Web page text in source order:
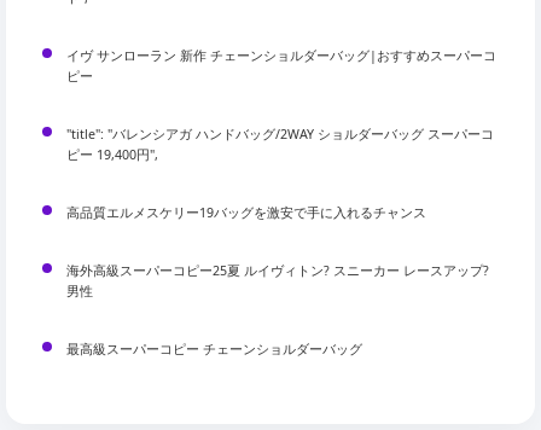
イヴ サンローラン 新作 チェーンショルダーバッグ|おすすめスーパーコ
ピー
"title": "バレンシアガ ハンドバッグ/2WAY ショルダーバッグ スーパーコ
ピー 19,400円",
高品質エルメスケリー19バッグを激安で手に入れるチャンス
海外高級スーパーコピー25夏 ルイヴィトン? スニーカー レースアップ?
男性
最高級スーパーコピー チェーンショルダーバッグ